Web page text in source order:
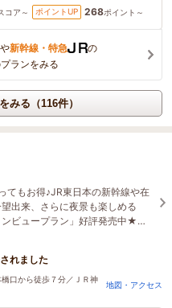
コア～ ポイントUP 268ポイント～
や新幹線・特急
の
ランをみる
みる（116件）
てもお得♪JR東日本の新幹線や在
出来、さらに夜景も楽しめる
ンビュープラン」好評発売中★朝
れました
口から徒歩７分／ＪＲ神
地図・アクセス